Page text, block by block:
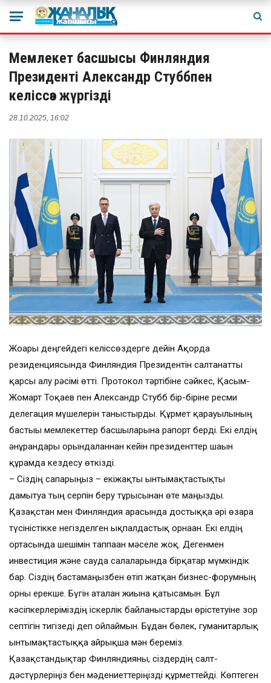
Мемлекет басшысы Финляндия
Президенті Александр Стуббпен
келіссөз жүргізді
28.10.2025, 16:02
Жоғары деңгейдегі келіссөздерге дейін Ақорда
резиденциясында Финляндия Президентін салтанатты
қарсы алу рәсімі өтті. Протокол тәртібіне сәйкес, Қасым-
Жомарт Тоқаев пен Александр Стубб бір-біріне ресми
делегация мүшелерін таныстырды. Құрмет қарауылының
бастығы мемлекеттер басшыларына рапорт берді. Екі елдің
әнұрандары орындалғаннан кейін президенттер шағын
құрамда кездесу өткізді.
– Сіздің сапарыңыз – екіжақты ынтымақтастықты
дамытуға тың серпін беру тұрғысынан өте маңызды.
Қазақстан мен Финляндия арасында достыққа әрі өзара
түсіністікке негізделген ықпалдастық орнаған. Екі елдің
ортасында шешімін таппаған мәселе жоқ. Дегенмен
инвестиция және сауда салаларында бірқатар мүмкіндік
бар. Сіздің бастамаңызбен өтіп жатқан бизнес-форумның
орны ерекше. Бүгін аталған жиынға қатысамын. Бұл
кәсіпкерлеріміздің іскерлік байланыстарды өрістетуіне зор
септігін тигізеді деп ойлаймын. Бұдан бөлек, гуманитарлық
ынтымақтастыққа айрықша мән береміз.
Қазақстандықтар Финляндияны, сіздердің салт-
дәстүрлеріңіз бен мәдениеттеріңізді құрметтейді. Көптеген